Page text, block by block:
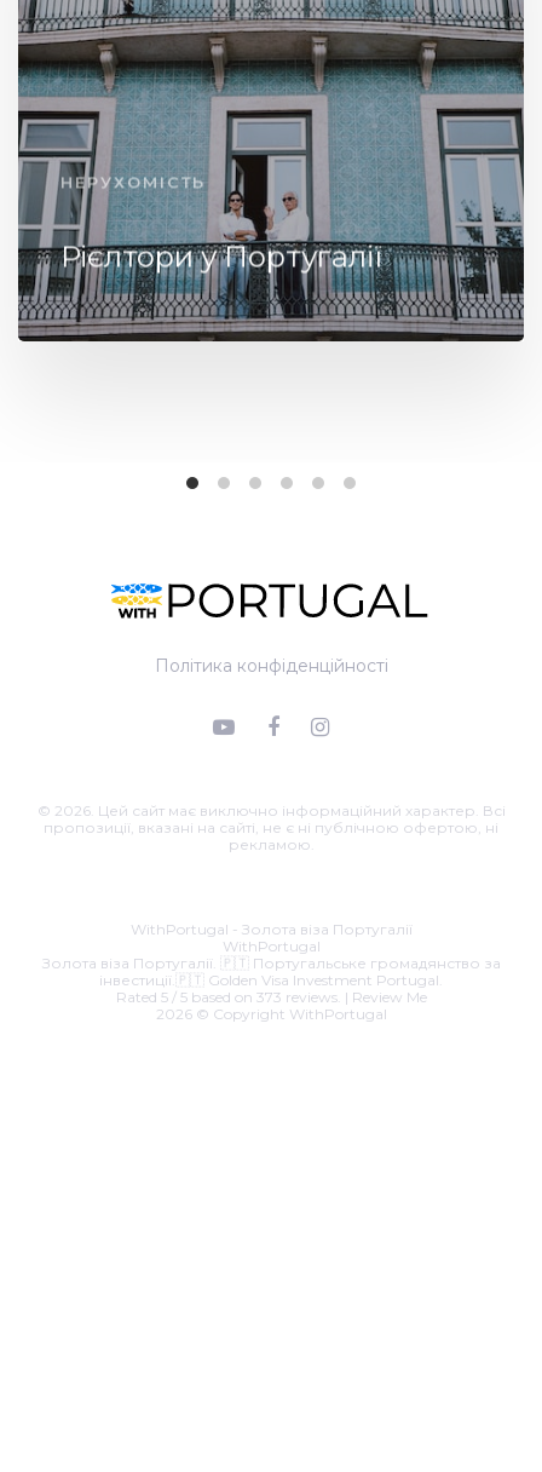
НЕРУХОМІСТЬ
Рієлтори у Португалії
Політика конфіденційності
© 2026. Цей сайт має виключно інформаційний характер. Всі
пропозиції, вказані на сайті, не є ні публічною офертою, ні
рекламою.
WithPortugal - Золота віза Португалії
WithPortugal
Золота віза Португалії. 🇵🇹 Португальське громадянство за
інвестиції.🇵🇹 Golden Visa Investment Portugal.
Rated 5/ 5 based on 373 reviews. | Review Me
2026 © Copyright WithPortugal